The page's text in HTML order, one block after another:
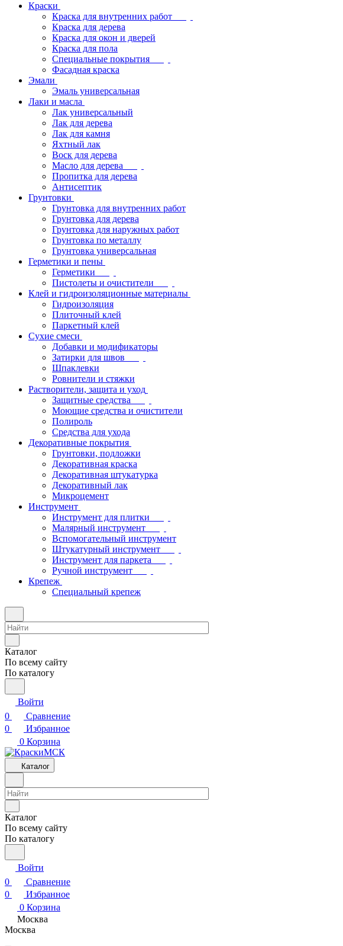
Краски
Краска для внутренних работ
Краска для дерева
Краска для окон и дверей
Краска для пола
Специальные покрытия
Фасадная краска
Эмали
Эмаль универсальная
Лаки и масла
Лак универсальный
Лак для дерева
Лак для камня
Яхтный лак
Воск для дерева
Масло для дерева
Пропитка для дерева
Антисептик
Грунтовки
Грунтовка для внутренних работ
Грунтовка для дерева
Грунтовка для наружных работ
Грунтовка по металлу
Грунтовка универсальная
Герметики и пены
Герметики
Пистолеты и очистители
Клей и гидроизоляционные материалы
Гидроизоляция
Плиточный клей
Паркетный клей
Сухие смеси
Добавки и модификаторы
Затирки для швов
Шпаклевки
Ровнители и стяжки
Растворители, защита и уход
Защитные средства
Моющие средства и очистители
Полироль
Средства для ухода
Декоративные покрытия
Грунтовки, подложки
Декоративная краска
Декоративная штукатурка
Декоративный лак
Микроцемент
Инструмент
Инструмент для плитки
Малярный инструмент
Вспомогательный инструмент
Штукатурный инструмент
Инструмент для паркета
Ручной инструмент
Крепеж
Специальный крепеж
Каталог
По всему сайту
По каталогу
Войти
0
Сравнение
0
Избранное
0 Корзина
Каталог
Каталог
По всему сайту
По каталогу
Войти
0
Сравнение
0
Избранное
0 Корзина
Москва
Москва